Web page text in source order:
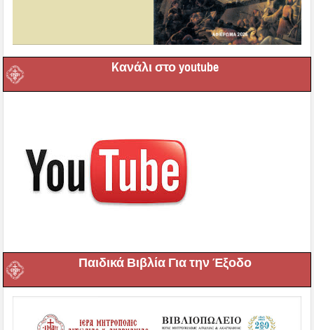
Kανάλι στο youtube
Παιδικά Βιβλία Για την Έξοδο